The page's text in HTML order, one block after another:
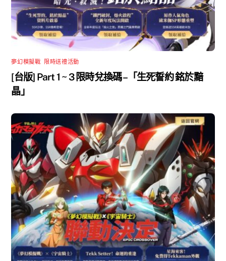
夢幻模擬戰 限時送禮活動
[台版] Part 1 ~ 3 限時兌換碼 –「生死誓約 銘於黯
晶」